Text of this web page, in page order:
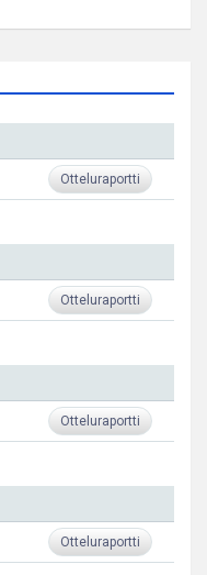
Otteluraportti
Otteluraportti
Otteluraportti
Otteluraportti